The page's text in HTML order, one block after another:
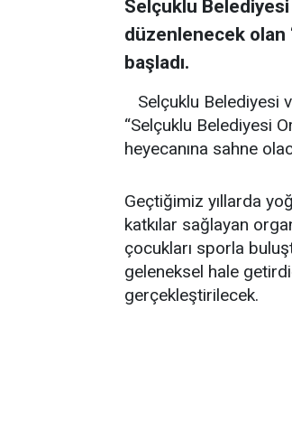
Selçuklu
düzenlenecek olan
başladı.
Selçuklu Belediyesi
“Selçuklu Belediyesi
heyecanına sahne
Geçtiğimiz yıllarda
katkılar sağlayan
çocukları sporla
geleneksel hale
gerçekleştirilecek.